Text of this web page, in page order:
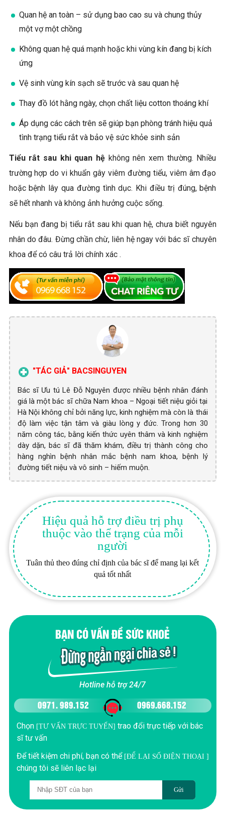
Quan hệ an toàn – sử dụng bao cao su và chung thủy
một vợ một chồng
Không quan hệ quá mạnh hoặc khi vùng kín đang bị kích
ứng
Vệ sinh vùng kín sạch sẽ trước và sau quan hệ
Thay đồ lót hằng ngày, chọn chất liệu cotton thoáng khí
Áp dụng các cách trên sẽ giúp bạn phòng tránh hiệu quả
tình trạng tiểu rắt và bảo vệ sức khỏe sinh sản
Tiểu rắt sau khi quan hệ không nên xem thường. Nhiều
trường hợp do vi khuẩn gây viêm đường tiểu, viêm âm đạo
hoặc bệnh lây qua đường tình dục. Khi điều trị đúng, bệnh
sẽ hết nhanh và không ảnh hưởng cuộc sống.
Nếu bạn đang bị tiểu rắt sau khi quan hệ, chưa biết nguyên
nhân do đâu. Đừng chần chừ, liên hệ ngay với bác sĩ chuyên
khoa để có câu trả lời chính xác .
"TÁC GIẢ" BACSINGUYEN
Bác sĩ Ưu tú Lê Đỗ Nguyên được nhiều bệnh nhân đánh
giá là một bác sĩ chữa Nam khoa – Ngoại tiết niệu giỏi tại
Hà Nội không chỉ bởi năng lực, kinh nghiệm mà còn là thái
độ làm việc tận tâm và giàu lòng y đức. Trong hơn 30
năm công tác, bằng kiến thức uyên thâm và kinh nghiệm
dày dặn, bác sĩ đã thăm khám, điều trị thành công cho
hàng nghìn bệnh nhân mắc bệnh nam khoa, bệnh lý
đường tiết niệu và vô sinh – hiếm muộn.
Hiệu quả hỗ trợ điều trị phụ
thuộc vào thể trạng của mỗi
người
Tuân thủ theo đúng chỉ định của bác sĩ để mang lại kết
quả tốt nhất
BẠN CÓ VẤN ĐỀ SỨC KHOẺ
Hotline hỗ trợ 24/7
0971. 989.152 0969.668.152
Chọn [TƯ VẤN TRỰC TUYẾN] trao đổi trực tiếp với bác
sĩ tư vấn
Để tiết kiệm chi phí, bạn có thể [ĐỂ LẠI SỐ ĐIỆN THOẠI ]
chúng tôi sẽ liên lạc lại
Gửi